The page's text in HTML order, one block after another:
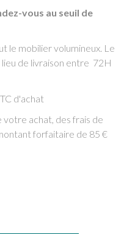
vous au seuil de
le mobilier volumineux. Le
de livraison entre 72H
d'achat
votre achat, des frais de
forfaitaire de 85 €